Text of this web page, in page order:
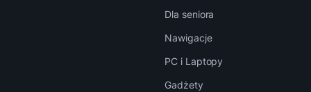
Dla seniora
Nawigacje
PC i Laptopy
Gadżety